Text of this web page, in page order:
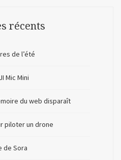
récents
de l’été
Mic Mini
du web disparaît
piloter un drone
de Sora